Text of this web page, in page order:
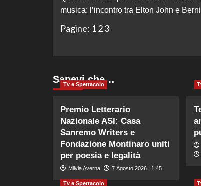
musica: l’incontro tra Elton John e
Pagine: 1 2 3
Sapevi che…
Tv e Spettacolo
Premio Letterario
Nazionale ASI: Casa
Sanremo Writers e
Fondazione Montinaro uniti
per poesia e legalità
Milvia Averna 7 Agosto 2026 : 1:45
Tv e Spettacolo